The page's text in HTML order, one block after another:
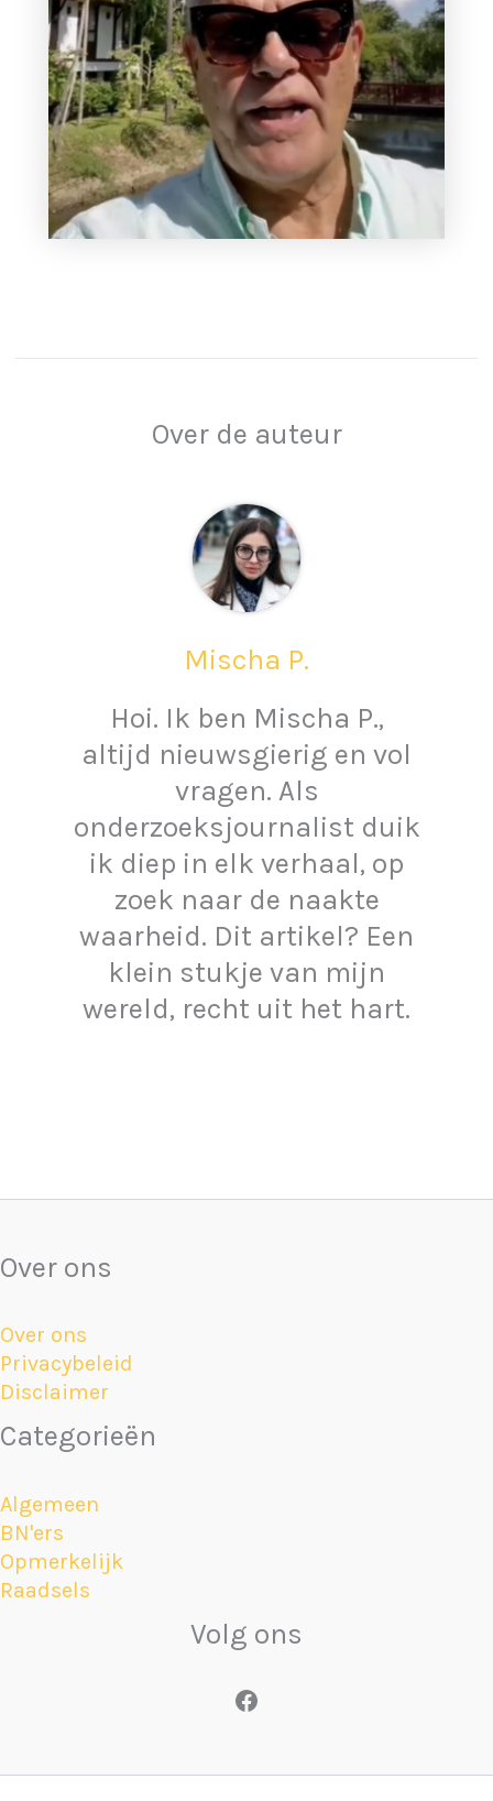
Over de auteur
Mischa P.
Hoi. Ik ben Mischa P.,
altijd nieuwsgierig en vol
vragen. Als
onderzoeksjournalist duik
ik diep in elk verhaal, op
zoek naar de naakte
waarheid. Dit artikel? Een
klein stukje van mijn
wereld, recht uit het hart.
Over ons
Over ons
Privacybeleid
Disclaimer
Categorieën
Algemeen
BN'ers
Opmerkelijk
Raadsels
Volg ons
Facebook